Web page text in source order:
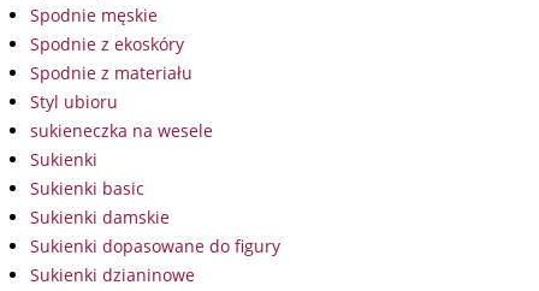
Spodnie męskie
Spodnie z ekoskóry
Spodnie z materiału
Styl ubioru
sukieneczka na wesele
Sukienki
Sukienki basic
Sukienki damskie
Sukienki dopasowane do figury
Sukienki dzianinowe